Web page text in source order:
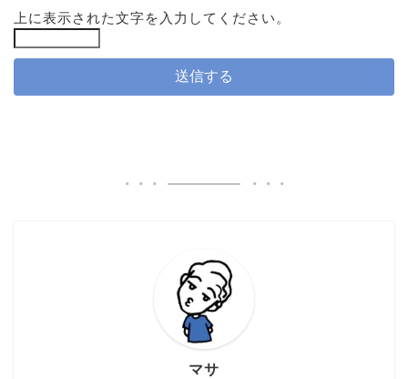
上に表示された文字を入力してください。
マサ